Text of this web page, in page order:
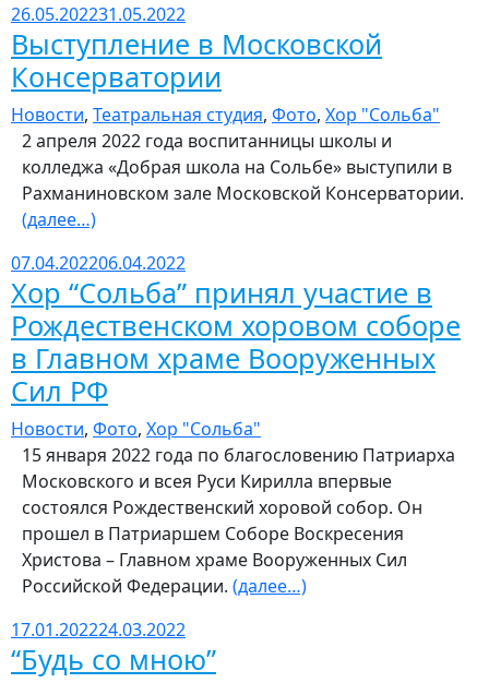
26.05.202231.05.2022
Выступление в Московской
Консерватории
Новости, Театральная студия, Фото, Хор "Сольба"
2 апреля 2022 года воспитанницы школы и
колледжа «Добрая школа на Сольбе» выступили в
Рахманиновском зале Московской Консерватории.
(далее…)
07.04.202206.04.2022
Хор “Сольба” принял участие в
Рождественском хоровом соборе
в Главном храме Вооруженных
Сил РФ
Новости, Фото, Хор "Сольба"
15 января 2022 года по благословению Патриарха
Московского и всея Руси Кирилла впервые
состоялся Рождественский хоровой собор. Он
прошел в Патриаршем Соборе Воскресения
Христова – Главном храме Вооруженных Сил
Российской Федерации. (далее…)
17.01.202224.03.2022
“Будь со мною”